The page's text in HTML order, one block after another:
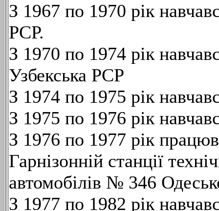
З 1967 по 1970 рік
РСР.
З 1970 по 1974 рік
Узбекська РСР
З 1974 по 1975 рік
З 1975 по 1976 рік
З 1976 по 1977 рік
Гарнізонній станції
автомобілів № 346
З 1977 по 1982 рік